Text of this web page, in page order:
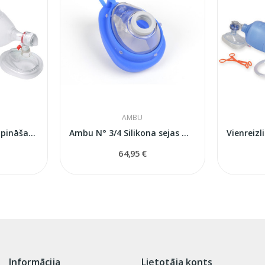
Vienreizlietojamais elpināšanas maiss Ambu SPUR...
AMBU
Ambu N° 3/4 Silikona sejas maska...
64,95 €
Informācija Lietotāja konts